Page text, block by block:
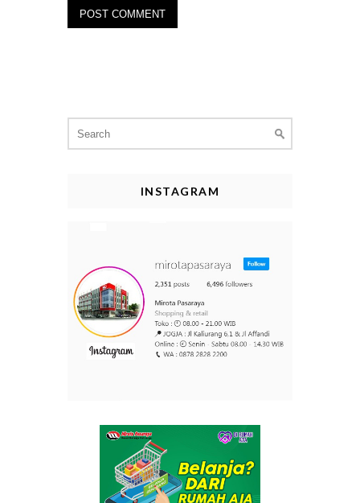
for:
INSTAGRAM